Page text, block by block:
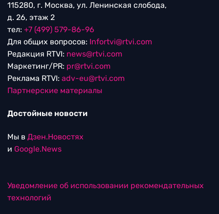
115280, г. Москва, ул. Ленинская слобода,
д. 26, этаж 2
тел: +7 (499) 579-86-96
Для общих вопросов: Infortvi@rtvi.com
Редакция RTVI: news@rtvi.com
Маркетинг/PR: pr@rtvi.com
Реклама RTVI: adv-eu@rtvi.com
Партнерские материалы
Достойные новости
Мы в Дзен.Новостях
и Google.News
Уведомление об использовании рекомендательных
технологий